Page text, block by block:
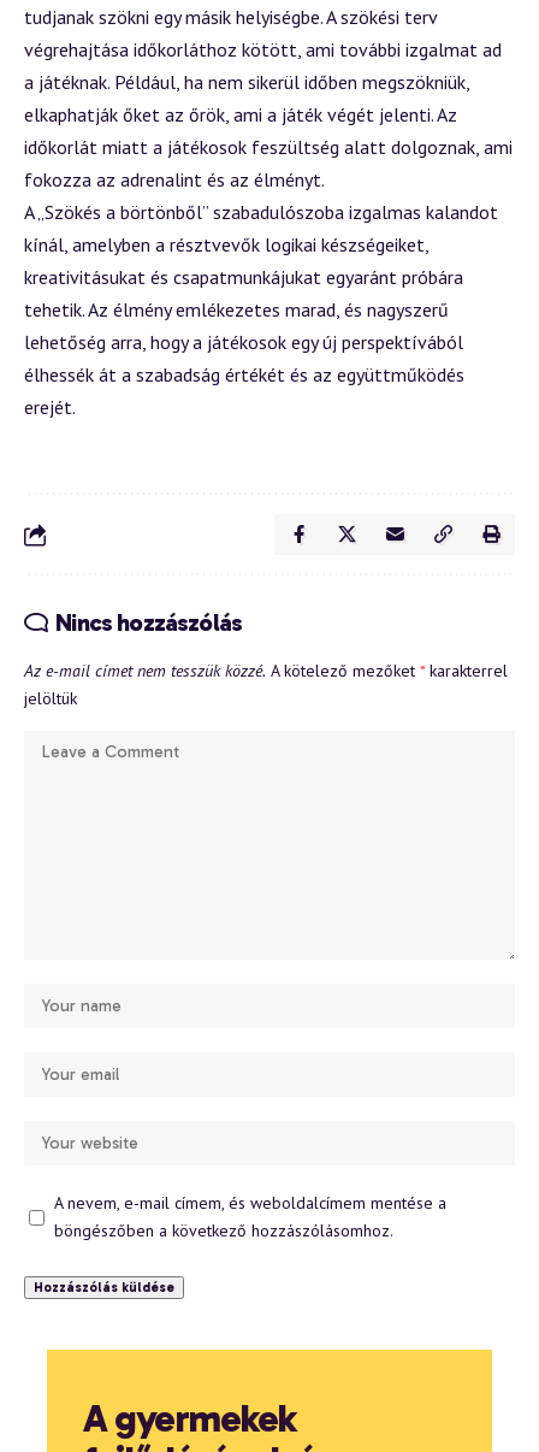
tudjanak szökni egy másik helyiségbe. A szökési terv
végrehajtása időkorláthoz kötött, ami további izgalmat ad
a játéknak. Például, ha nem sikerül időben megszökniük,
elkaphatják őket az őrök, ami a játék végét jelenti. Az
időkorlát miatt a játékosok feszültség alatt dolgoznak, ami
fokozza az adrenalint és az élményt.
A „Szökés a börtönből” szabadulószoba izgalmas kalandot
kínál, amelyben a résztvevők logikai készségeiket,
kreativitásukat és csapatmunkájukat egyaránt próbára
tehetik. Az élmény emlékezetes marad, és nagyszerű
lehetőség arra, hogy a játékosok egy új perspektívából
élhessék át a szabadság értékét és az együttműködés
erejét.
Nincs hozzászólás
Az e-mail címet nem tesszük közzé. A kötelező mezőket *karakterrel
jelöltük
A nevem, e-mail címem, és weboldalcímem mentése a
böngészőben a következő hozzászólásomhoz.
A gyermekek